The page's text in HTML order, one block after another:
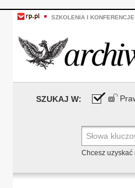
SZKOLENIA I KONFERENCJE
SZUKAJ W:
Chcesz